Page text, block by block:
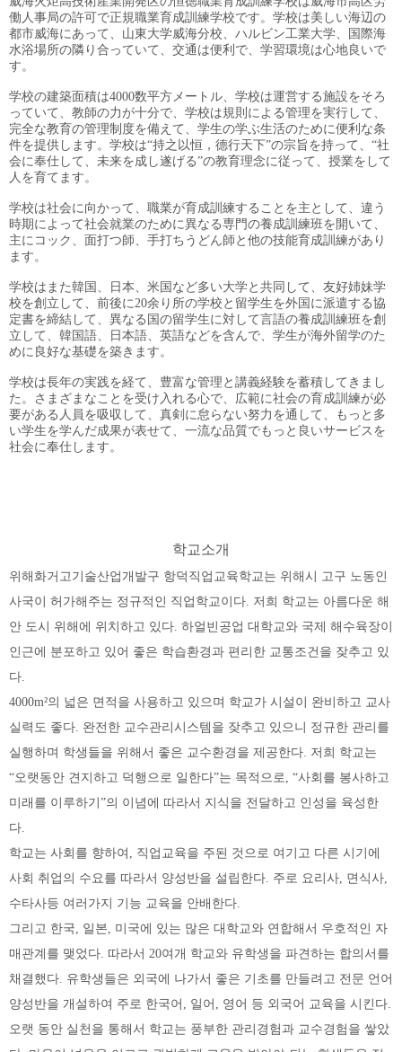
働人事局の許可で正規職業育成訓練学校です。学校は美しい海辺の
都市威海にあって、山東大学威海分校、ハルビン工業大学、国際海
水浴場所の隣り合っていて、交通は便利で、学習環境は心地良いで
す。
学校の建築面積は4000数平方メートル、学校は運営する施設をそろ
っていて、教師の力が十分で、学校は規則による管理を実行して、
完全な教育の管理制度を備えて、学生の学ぶ生活のために便利な条
件を提供します。学校は“持之以恒，德行天下”の宗旨を持って、“社
会に奉仕して、未来を成し遂げる”の教育理念に従って、授業をして
人を育てます。
学校は社会に向かって、職業が育成訓練することを主として、違う
時期によって社会就業のために異なる専門の養成訓練班を開いて、
主にコック、面打つ師、手打ちうどん師と他の技能育成訓練があり
ます。
学校はまた韓国、日本、米国など多い大学と共同して、友好姉妹学
校を創立して、前後に20余り所の学校と留学生を外国に派遣する協
定書を締結して、異なる国の留学生に対して言語の養成訓練班を創
立して、韓国語、日本語、英語などを含んで、学生が海外留学のた
めに良好な基礎を築きます。
学校は長年の実践を経て、豊富な管理と講義経験を蓄積してきまし
た。さまざまなことを受け入れる心で、広範に社会の育成訓練が必
要がある人員を吸収して、真剣に怠らない努力を通して、もっと多
い学生を学んだ成果が表せて、一流な品質でもっと良いサービスを
社会に奉仕します。
학교소개
위해화거고기술산업개발구 항덕직업교육학교는 위해시 고구 노동인
사국이 허가해주는 정규적인 직업학교이다. 저희 학교는 아름다운 해
안 도시 위해에 위치하고 있다. 하얼빈공업 대학교와 국제 해수육장이
인근에 분포하고 있어 좋은 학습환경과 편리한 교통조건을 잦추고 있
다.
4000m²의 넓은 면적을 사용하고 있으며 학교가 시설이 완비하고 교사
실력도 좋다. 완전한 교수관리시스템을 잦추고 있으니 정규한 관리를
실행하며 학생들을 위해서 좋은 교수환경을 제공한다. 저희 학교는
“오랫동안 견지하고 덕행으로 일한다”는 목적으로, “사회를 봉사하고
미래를 이루하기”의 이념에 따라서 지식을 전달하고 인성을 육성한
다.
학교는 사회를 향하여, 직업교육을 주된 것으로 여기고 다른 시기에
사회 취업의 수요를 따라서 양성반을 설립한다. 주로 요리사, 면식사,
수타사등 여러가지 기능 교육을 안배한다.
그리고 한국, 일본, 미국에 있는 많은 대학교와 연합해서 우호적인 자
매관계를 맺었다. 따라서 20여개 학교와 유학생을 파견하는 합의서를
채결했다. 유학생들은 외국에 나가서 좋은 기초를 만들려고 전문 언어
양성반을 개설하여 주로 한국어, 일어, 영어 등 외국어 교육을 시킨다.
오랫 동안 실천을 통해서 학교는 풍부한 관리경험과 교수경험을 쌓았